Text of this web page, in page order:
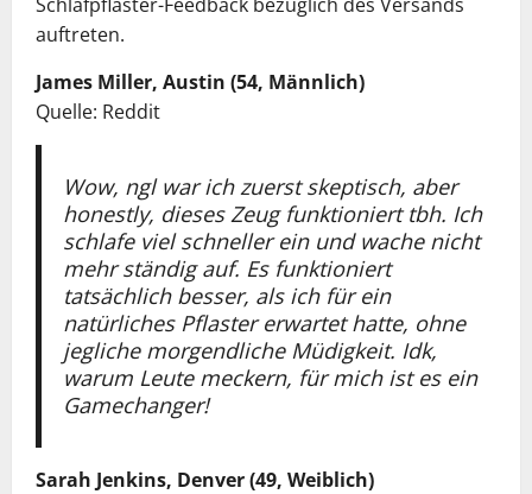
auftreten.
James Miller, Austin (54, Männlich)
Quelle: Reddit
Wow, ngl war ich zuerst skeptisch, aber
honestly, dieses Zeug funktioniert tbh. Ich
schlafe viel schneller ein und wache nicht
mehr ständig auf. Es funktioniert
tatsächlich besser, als ich für ein
natürliches Pflaster erwartet hatte, ohne
jegliche morgendliche Müdigkeit. Idk,
warum Leute meckern, für mich ist es ein
Gamechanger!
Sarah Jenkins, Denver (49, Weiblich)